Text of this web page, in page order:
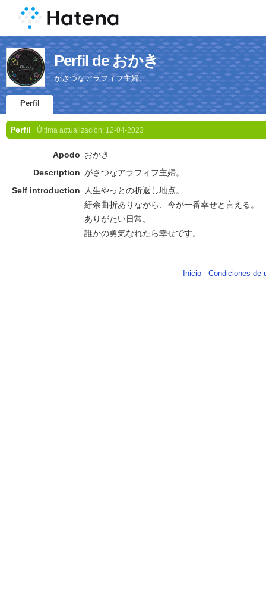
Perfil de おかき
がさつなアラフィフ主婦。
Perfil
Perfil Última actualización: 12-04-2023
Apodo おかき
Description がさつなアラフィフ主婦。
Self introduction
人生やっとの折返し地点。
紆余曲折ありながら、今が一番幸せと言える。
ありがたい日常。
誰かの勇気なれたら幸せです。
Inicio - Condiciones de